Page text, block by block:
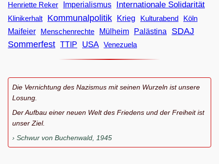
Henriette Reker
Imperialismus Internationale Solidarität
Klinikerhalt Kommunalpolitik Krieg Kulturabend
Köln
Maifeier
Menschenrechte Mülheim Palästina
SDAJ
Sommerfest TTIP USA Venezuela
Die Vernichtung des Nazismus mit seinen Wurzeln ist unsere
Losung.
Der Aufbau einer neuen Welt des Friedens und der Freiheit ist
unser Ziel.
Schwur von Buchenwald, 1945